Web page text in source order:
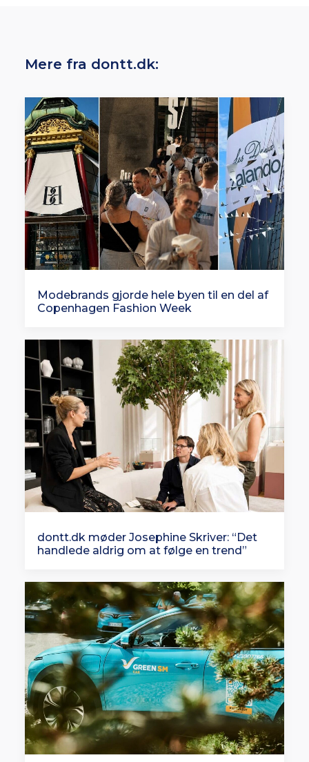
Mere fra dontt.dk:
Modebrands gjorde hele byen til en del af
Copenhagen Fashion Week
dontt.dk møder Josephine Skriver: “Det
handlede aldrig om at følge en trend”